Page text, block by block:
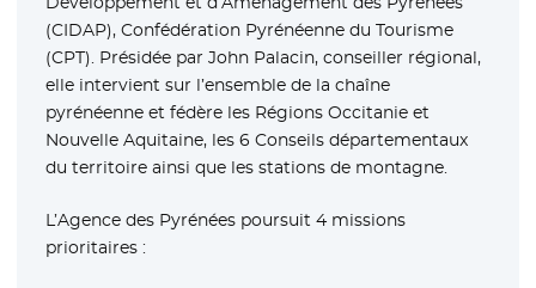
(CIDAP), Confédération Pyrénéenne du Tourisme
(CPT). Présidée par John Palacin, conseiller régional,
elle intervient sur l’ensemble de la chaîne
pyrénéenne et fédère les Régions Occitanie et
Nouvelle Aquitaine, les 6 Conseils départementaux
du territoire ainsi que les stations de montagne.
L’Agence des Pyrénées poursuit 4 missions
prioritaires :